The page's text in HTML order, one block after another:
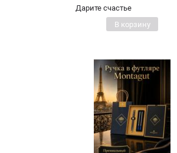
Дарите счастье
В корзину